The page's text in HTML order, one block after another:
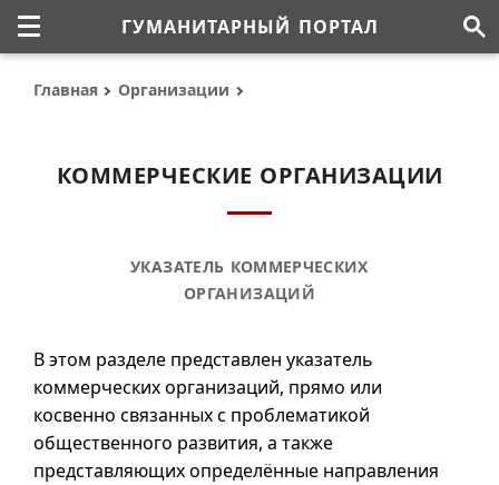
ГУМАНИТАРНЫЙ ПОРТАЛ
Главная Организации
КОММЕРЧЕСКИЕ ОРГАНИЗАЦИИ
УКАЗАТЕЛЬ КОММЕРЧЕСКИХ
ОРГАНИЗАЦИЙ
В этом разделе представлен указатель
коммерческих организаций, прямо или
косвенно связанных с проблематикой
общественного развития, а также
представляющих определённые направления